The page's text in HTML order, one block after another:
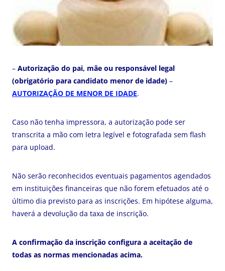
– Autorização do pai, mãe ou responsável legal
(obrigatório para candidato menor de idade) –
AUTORIZAÇÃO DE MENOR DE IDADE.
Caso não tenha impressora, a autorização pode ser
transcrita a mão com letra legível e fotografada sem flash
para upload.
Não serão reconhecidos eventuais pagamentos agendados
em instituições financeiras que não forem efetuados até o
último dia previsto para as inscrições. Em hipótese alguma,
haverá a devolução da taxa de inscrição.
A confirmação da inscrição configura a aceitação de
todas as normas mencionadas acima.